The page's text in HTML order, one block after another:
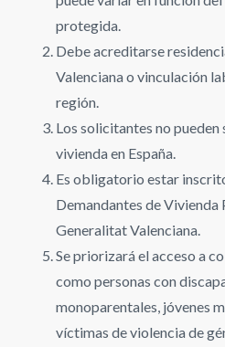
protegida.
Debe acreditarse
Valenciana o vinculación
región.
Los solicitantes no
vivienda en España.
Es obligatorio estar
Demandantes de Vivienda
Generalitat Valenciana.
Se priorizará el acceso a
como personas con
monoparentales, jóvenes
víctimas de violencia de